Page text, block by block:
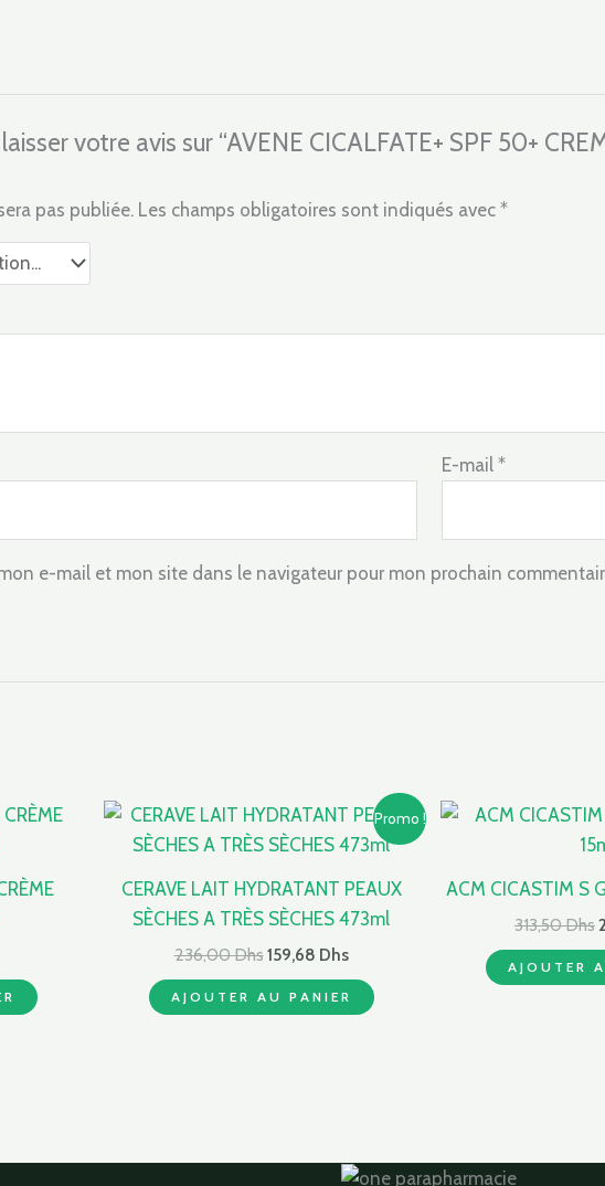
votre avis sur “AVENE CICALFATE+ SPF 50+
pas publiée. Les champs obligatoires sont indiqués avec*
E-mail*
e-mail et mon site dans le navigateur pour mon prochain
Promo !
CERAVE LAIT HYDRATANT PEAUX
SÈCHES A TRÈS SÈCHES 473ml
236,00Dhs
Le
prix
initial
236,00 Dhs.
159,68 Dhs
Le
prix
actuel
159,68 Dhs.
AJOUTER AU PANIER
ACM CICASTIM S
313,50Dhs
AJOUTER